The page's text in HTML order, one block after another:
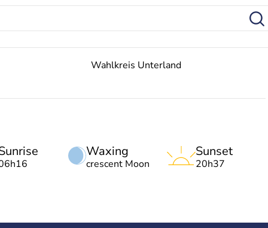
Wahlkreis Unterland
Waxing
crescent Moon
Sunset
20h37